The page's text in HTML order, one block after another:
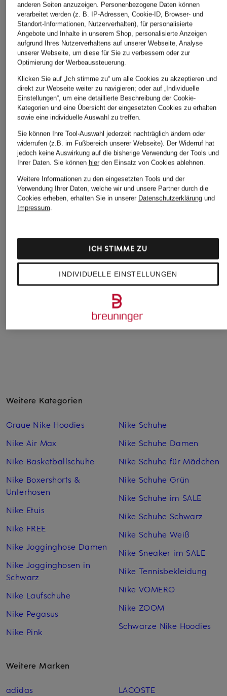
GYMSHARK
Ursprünglich:CHF 30
Nike
Laufshirt
SOLARCHASE
CHF 65
GYMSHARK
CHF 30
Ursprünglich:CHF 35
Weitere Kategorien
Graue Nike Hoodies
Nike Air Max
Nike Basketballschuhe
Nike Boxershorts &
Unterhosen
Nike Etuis
Nike FREE
Nike Jogginghose Damen
Nike Jogginghosen in
Schwarz
Nike Laufschuhe
Nike Pegasus
Nike Pink
Nike Schuhe
Nike Schuhe Damen
Nike Schuhe für Mädchen
Nike Schuhe Grün
Nike Schuhe im SALE
Nike Schuhe Schwarz
Nike Schuhe Weiß
Nike Sneaker im SALE
Nike Tennisbekleidung
Nike VOMERO
Nike ZOOM
Schwarze Nike Hoodies
Weitere Marken
adidas
LACOSTE
anderen Seiten anzuzeigen. Personenbezogene Daten können
verarbeitet werden (z. B. IP-Adressen, Cookie-ID, Browser- und
Standort-Informationen, Nutzerverhalten), für personalisierte
Angebote und Inhalte in unserem Shop, personalisierte Anzeigen
aufgrund Ihres Nutzerverhaltens auf unserer Webseite, Analyse
unserer Webseite, um diese für Sie zu verbessern oder zur
Optimierung der Werbeaussteuerung.
Klicken Sie auf „Ich stimme zu“ um alle Cookies zu akzeptieren und
direkt zur Webseite weiter zu navigieren; oder auf „Individuelle
Einstellungen“, um eine detaillierte Beschreibung der Cookie-
Kategorien und eine Übersicht der eingesetzten Cookies zu erhalten
sowie eine individuelle Auswahl zu treffen.
Sie können Ihre Tool-Auswahl jederzeit nachträglich ändern oder
widerrufen (z.B. im Fußbereich unserer Webseite). Der Widerruf hat
jedoch keine Auswirkung auf die bisherige Verwendung der Tools und
Ihrer Daten. Sie können hierden Einsatz von Cookies ablehnen.
Weitere Informationen zu den eingesetzten Tools und der
Verwendung Ihrer Daten, welche wir und unsere Partner durch die
Cookies erheben, erhalten Sie in unserer Datenschutzerklärungund
Impressum.
INDIVIDUELLE EINSTELLUNGEN
ICH STIMME ZU